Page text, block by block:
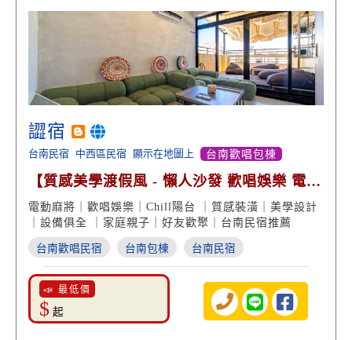
譅宿
台南民宿 中西區民宿 顯示在地圖上 台南歡唱包棟
【質感美學渡假風 - 懶人沙發 歡唱娛樂 電動
麻將室】
電動麻將｜歡唱娛樂｜Chill陽台 ｜質感裝潢｜美學設計
｜設備俱全 ｜家庭親子｜好友歡聚｜台南民宿推薦
台南歡唱民宿 台南包棟 台南民宿
📣 最低價
$ 起